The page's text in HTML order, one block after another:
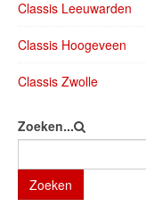
Classis Leeuwarden
Classis Hoogeveen
Classis Zwolle
Zoeken...
Zoeken